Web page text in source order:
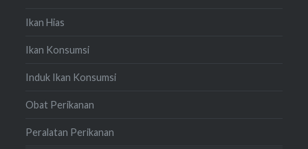
Ikan Hias
Ikan Konsumsi
Induk Ikan Konsumsi
Obat Perikanan
Peralatan Perikanan